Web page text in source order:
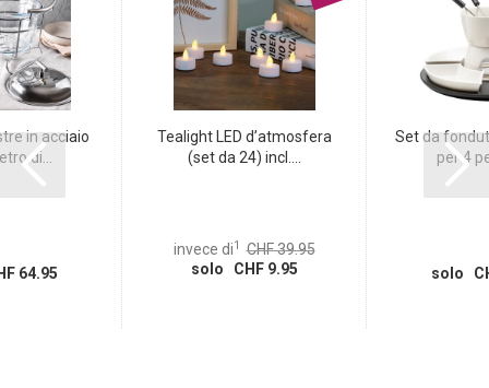
in acciaio
di...
64.95
Tealight LED d’atmosfera
(set da 24) incl....
invece di1 CHF 39.95
solo CHF 9.95
Set da
per 4
solo